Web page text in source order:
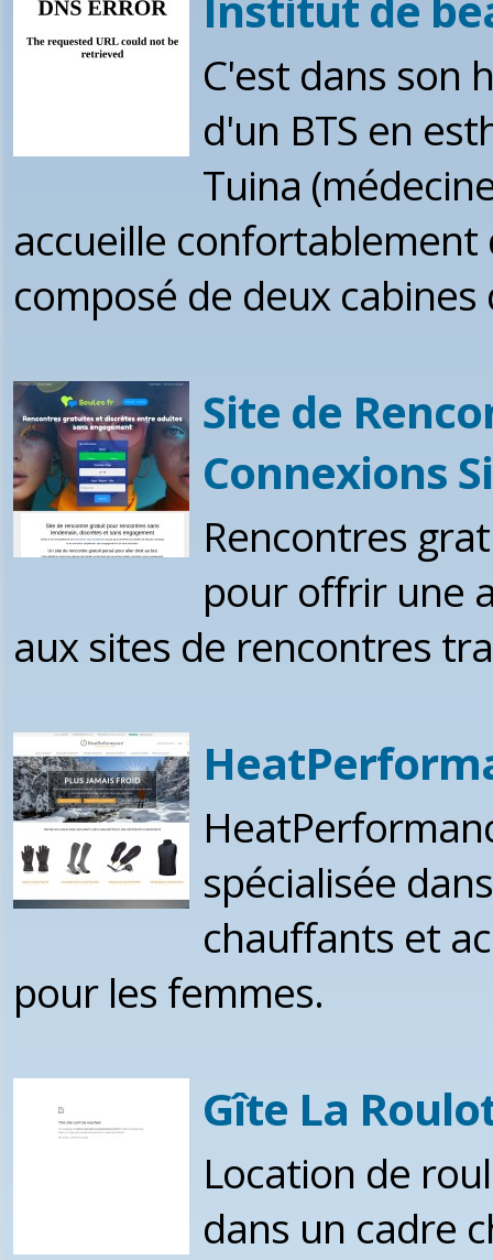
C'est dans son
d'un BTS en
Tuina
accueille
composé de deux cabines
Site de
Connexions
Rencontres
pour offrir une
aux sites de rencontres
spécialisée
chauffants et
pour les femmes.
Gîte La
Location de
dans un cadre